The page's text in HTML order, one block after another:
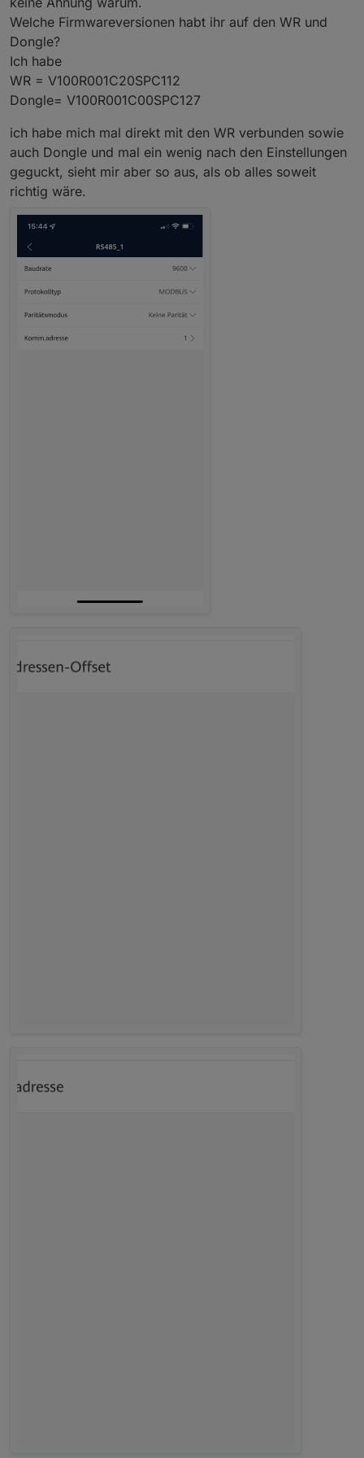
In die WLAN Einstellungen vom Handy
wechsel und dann das WLAN vom
Dann sollte er einem das Auswahlmenü
anbieten, ob man Installateur oder
nur im Modus Installateur vornehmen.
Welche Firmwareversionen habt ihr auf den WR und
Dongle?
Ich habe
WR = V100R001C20SPC112
Dongle= V100R001C00SPC127
ich habe mich mal direkt mit den WR verbunden sowie
auch Dongle und mal ein wenig nach den Einstellungen
geguckt, sieht mir aber so aus, als ob alles soweit
richtig wäre.